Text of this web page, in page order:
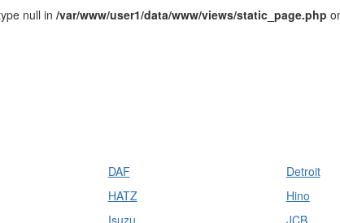
null in/var/www/user1/data/www/views/static_page.php
DAF
Detroit
HATZ
Hino